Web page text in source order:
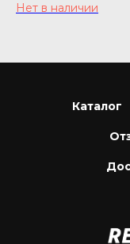
Нет в наличии
Каталог